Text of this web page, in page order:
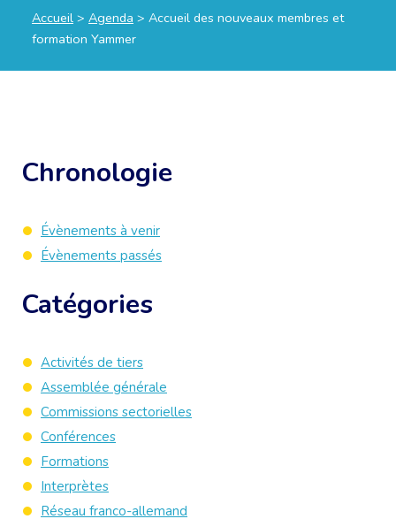
Accueil > Agenda > Accueil des nouveaux membres et
formation Yammer
Chronologie
Évènements à venir
Évènements passés
Catégories
Activités de tiers
Assemblée générale
Commissions sectorielles
Conférences
Formations
Interprètes
Réseau franco-allemand